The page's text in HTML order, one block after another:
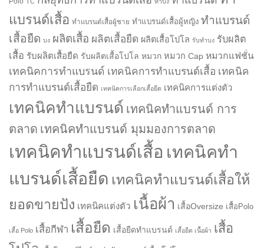
แบรนด์เสื้อ ทำแบรนด์เสื้อผู้ชาย ทำแบรนด์เสื้อผู้หญิง ทำแบรนด์
เสื้อยืด บง ผลิตเสื้อ ผลิตเสื้อยืด ผลิตเสื้อโปโล รับทำบง รับผลิต
เสื้อ รับผลิตเสื้อยืด รับผลิตเสื้อโปโล หมวก หมวก Cap หมวกแฟชั่น
เทคนิคการทำแบรนด์ เทคนิคการทำแบรนด์เสื้อ เทคนิค
การทำแบรนด์เสื้อยืด เทคนิคการเลือกเสื้อยืด เทคนิคการแต่งตัว
เทคนิคทำแบรนด์ เทคนิคทำแบรนด์ การ
ตลาด เทคนิคทำแบรนด์ มุมมองการตลาด
เทคนิคทำแบรนด์เสื้อ เทคนิคทำ
แบรนด์เสื้อยืด เทคนิคทำแบรนด์เสื้อให้
ยอดขายปัง เทคนิคแต่งตัว เนื้อผ้า เสื้อOversize เสื้อPolo
เสื้อ Polo เสื้อกีฬา เสื้อยืด เสื้อยืดทำแบรนด์ เสื้อยืด เนื้อผ้า เสื้อ